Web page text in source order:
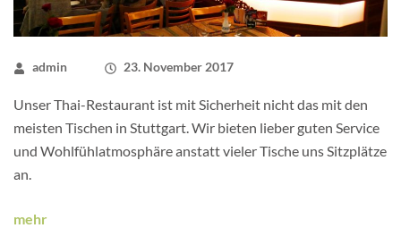
admin 23. November 2017
Unser Thai-Restaurant ist mit Sicherheit nicht das mit den
meisten Tischen in Stuttgart. Wir bieten lieber guten Service
und Wohlfühlatmosphäre anstatt vieler Tische uns Sitzplätze
an.
mehr